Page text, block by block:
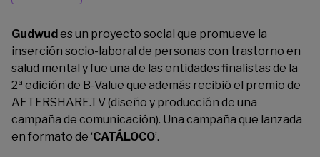
Gudwudes un proyecto social que promueve la
inserción socio-laboral de personas con trastorno en
salud mental y fue una de las entidades finalistas de la
2ª edición de B-Value que además recibió el premio de
AFTERSHARE.TV (diseño y producción de una
campaña de comunicación). Una campaña que lanzada
en formato de ‘CATÁLOCO’.